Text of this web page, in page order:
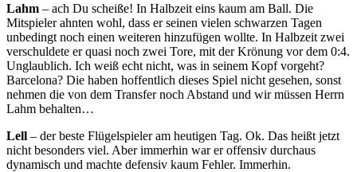
Lahm – ach Du scheiße! In Halbzeit eins kaum am Ball. Die
Mitspieler ahnten wohl, dass er seinen vielen schwarzen Tagen
unbedingt noch einen weiteren hinzufügen wollte. In Halbzeit zwei
verschuldete er quasi noch zwei Tore, mit der Krönung vor dem 0:4.
Unglaublich. Ich weiß echt nicht, was in seinem Kopf vorgeht?
Barcelona? Die haben hoffentlich dieses Spiel nicht gesehen, sonst
nehmen die von dem Transfer noch Abstand und wir müssen Herrn
Lahm behalten…
Lell – der beste Flügelspieler am heutigen Tag. Ok. Das heißt jetzt
nicht besonders viel. Aber immerhin war er offensiv durchaus
dynamisch und machte defensiv kaum Fehler. Immerhin.